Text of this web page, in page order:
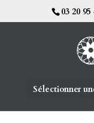
03 20
Sélectionner